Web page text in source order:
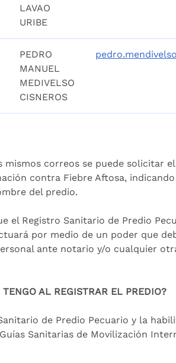
LAVAO
URIBE
PEDRO
MANUEL
MEDIVELSO
CISNEROS
mismos correos se puede solicitar
contra Fiebre Aftosa,
del predio.
el Registro Sanitario de Predio
por medio de un poder que
ante notario y/o cualquier
TENGO AL REGISTRAR EL PREDIO?
de Predio Pecuario y la
Sanitarias de Movilización